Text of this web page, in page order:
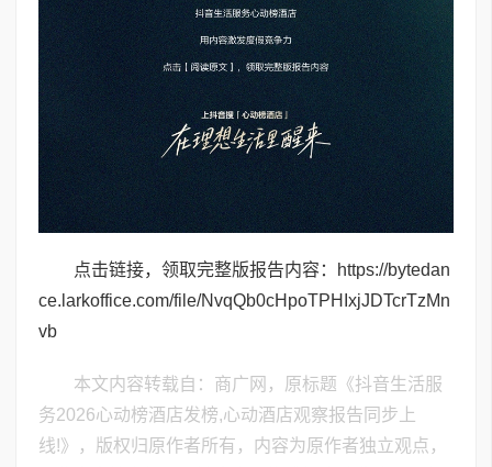
点击链接，领取完整版报告内容：https://bytedan
ce.larkoffice.com/file/NvqQb0cHpoTPHIxjJDTcrTzMn
vb
本文内容转载自：商广网，原标题《抖音生活服
务2026心动榜酒店发榜,心动酒店观察报告同步上
线!》，版权归原作者所有，内容为原作者独立观点，